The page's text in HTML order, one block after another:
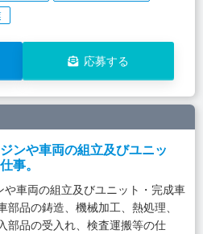
応募する
ンや車両の組立及びユニッ
事。
車両の組立及びユニット・完成車
品の鋳造、機械加工、熱処理、
品の受入れ、検査運搬等の仕